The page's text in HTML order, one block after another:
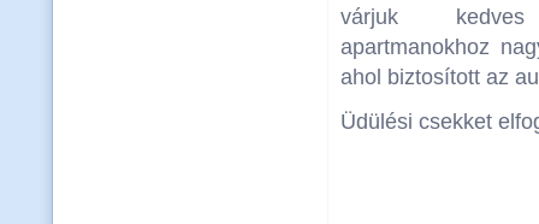
várjuk kedves
apartmanokhoz
ahol biztosított az
Üdülési csekket